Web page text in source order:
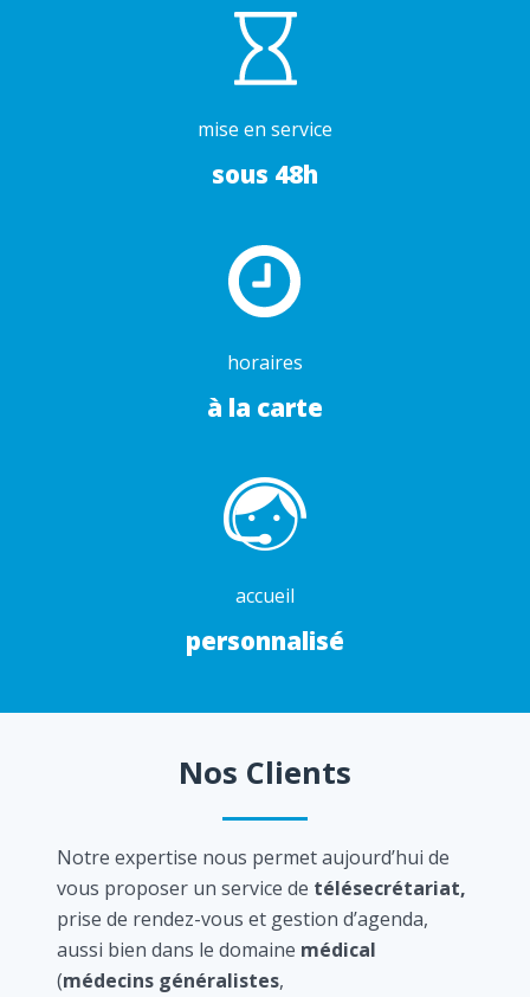
mise en service
sous 48h
horaires
à la carte
accueil
personnalisé
Nos Clients
Notre expertise nous permet aujourd’hui de
vous proposer un service de télésecrétariat,
prise de rendez-vous et gestion d’agenda,
aussi bien dans le domaine médical
(médecins généralistes,